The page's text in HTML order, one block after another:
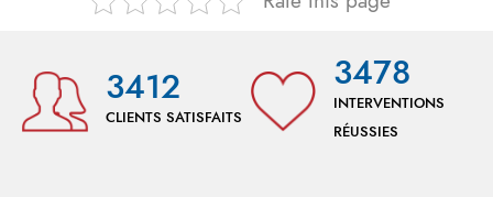
3412
CLIENTS SATISFAITS
3478
INTERVENTIONS
RÉUSSIES